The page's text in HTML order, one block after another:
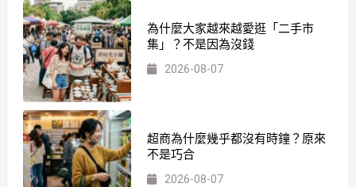
為什麼大家越來越愛逛「二手市
集」？不是因為沒錢
2026-08-07
超商為什麼幾乎都沒有時鐘？原來
不是巧合
2026-08-07